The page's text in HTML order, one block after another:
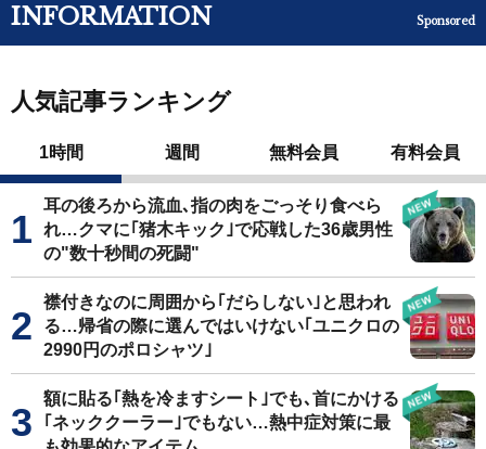
INFORMATION Sponsored
人気記事ランキング
1時間 週間 無料会員 有料会員
耳の後ろから流血､指の肉をごっそり食べら
れ…クマに｢猪木キック｣で応戦した36歳男性
の"数十秒間の死闘"
襟付きなのに周囲から｢だらしない｣と思われ
る…帰省の際に選んではいけない｢ユニクロの
2990円のポロシャツ｣
額に貼る｢熱を冷ますシート｣でも､首にかける
｢ネッククーラー｣でもない…熱中症対策に最